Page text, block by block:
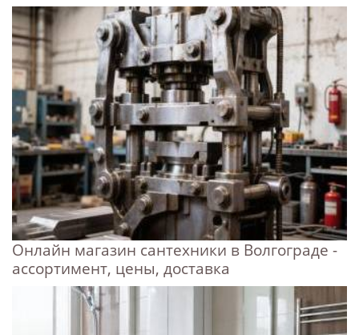
Онлайн магазин сантехники в Волгограде -
ассортимент, цены, доставка